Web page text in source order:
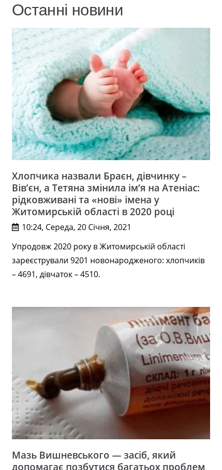
Останні новини
Хлопчика назвали Браєн, дівчинку –
Вів’єн, а Тетяна змінила ім’я на Атеніас:
рідковживані та «нові» імена у
Житомирській області в 2020 році
10:24, Середа, 20 Січня, 2021
Упродовж 2020 року в Житомирській області
зареєстрували 9201 новонародженого: хлопчиків
– 4691, дівчаток – 4510.
Мазь Вишневського — засіб, який
допомагає позбутися багатьох проблем